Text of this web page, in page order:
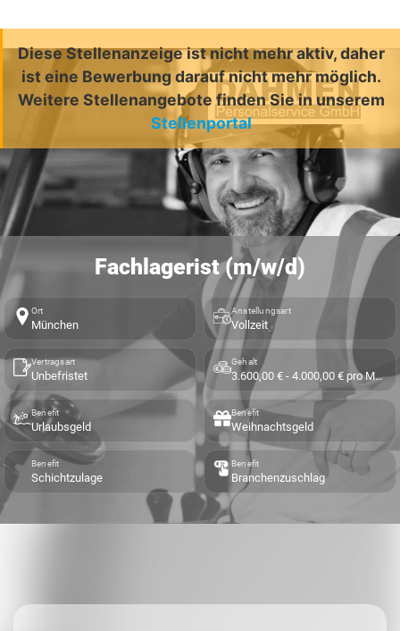
Diese Stellenanzeige ist nicht mehr aktiv, daher
ist eine Bewerbung darauf nicht mehr möglich.
Weitere Stellenangebote finden Sie in unserem
Stellenportal
Fachlagerist (m/w/d)
Ort
München
Anstellungsart
Vollzeit
Vertragsart
Unbefristet
Gehalt
3.600,00 € - 4.000,00 € pro Monat
Benefit
Urlaubsgeld
Benefit
Weihnachtsgeld
Benefit
Schichtzulage
Benefit
Branchenzuschlag